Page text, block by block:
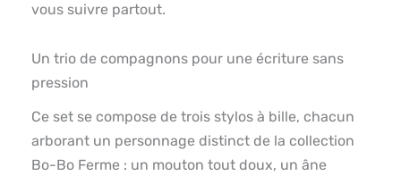
vous suivre partout.
Un trio de compagnons pour une écriture sans
pression
Ce set se compose de trois stylos à bille, chacun
arborant un personnage distinct de la collection
Bo-Bo Ferme : un mouton tout doux, un âne